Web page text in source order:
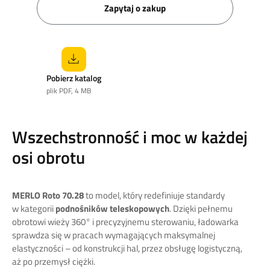
Zapytaj o zakup
Pobierz katalog
plik PDF, 4 MB
Wszechstronność i moc w każdej
osi obrotu
MERLO Roto 70.28to model, który redefiniuje standardy
w kategoriipodnośników teleskopowych. Dzięki pełnemu
obrotowi wieży 360° i precyzyjnemu sterowaniu, ładowarka
sprawdza się w pracach wymagających maksymalnej
elastyczności – od konstrukcji hal, przez obsługę logistyczną,
aż po przemysł ciężki.